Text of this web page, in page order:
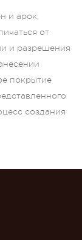
и арок,
от
и разрешения
покрытие
создания